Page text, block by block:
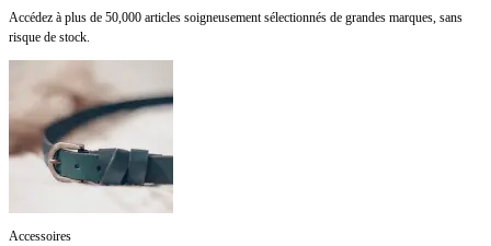
Accédez à plus de 50,000 articles soigneusement sélectionnés de grandes marques, sans
risque de stock.
Accessoires